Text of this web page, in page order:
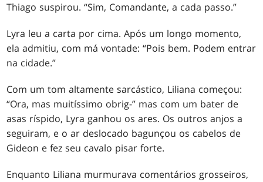
Thiago suspirou. “Sim, Comandante, a cada passo.”
Lyra leu a carta por cima. Após um longo momento,
ela admitiu, com má vontade: “Pois bem. Podem entrar
na cidade.”
Com um tom altamente sarcástico, Liliana começou:
“Ora, mas muitíssimo obrig-” mas com um bater de
asas ríspido, Lyra ganhou os ares. Os outros anjos a
seguiram, e o ar deslocado bagunçou os cabelos de
Gideon e fez seu cavalo pisar forte.
Enquanto Liliana murmurava comentários grosseiros,